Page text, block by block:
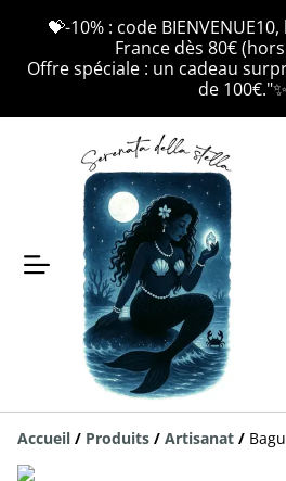
💝-10% : code
France dès 80€
Offre spéciale : un cadeau
de 100€."✨
Accueil / Produits / Artisanat /